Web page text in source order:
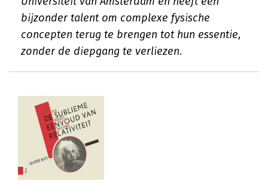
bijzonder talent om complexe fysische
concepten terug te brengen tot hun essentie,
zonder de diepgang te verliezen.